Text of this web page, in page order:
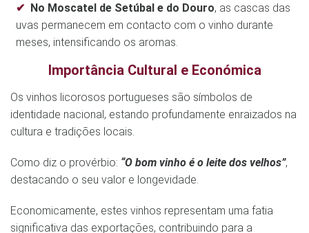
No Moscatel de Setúbal e do Douro, as cascas das
uvas permanecem em contacto com o vinho durante
meses, intensificando os aromas.
Importância Cultural e Económica
Os vinhos licorosos portugueses são símbolos de
identidade nacional, estando profundamente enraizados na
cultura e tradições locais.
Como diz o provérbio: “O bom vinho é o leite dos velhos”,
destacando o seu valor e longevidade.
Economicamente, estes vinhos representam uma fatia
significativa das exportações, contribuindo para a